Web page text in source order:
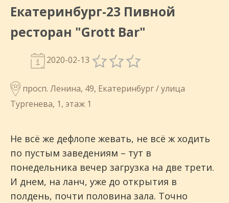
Екатеринбург-23 Пивной
ресторан "Grott Bar"
2020-02-13
просп. Ленина, 49, Екатеринбург / улица
Тургенева, 1, этаж 1
Не всё же дефлопе жевать, не всё ж ходить
по пустым заведениям – тут в
понедельника вечер загрузка на две трети.
И днем, на ланч, уже до открытия в
полдень, почти половина зала. Точно